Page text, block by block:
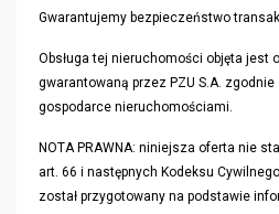
Gwarantujemy bezpieczeństwo
Obsługa tej nieruchomości objęta jest
gwarantowaną przez PZU S.A.
gospodarce nieruchomościami.
NOTA PRAWNA: niniejsza oferta nie
art. 66 i następnych Kodeksu
został przygotowany na podstawie